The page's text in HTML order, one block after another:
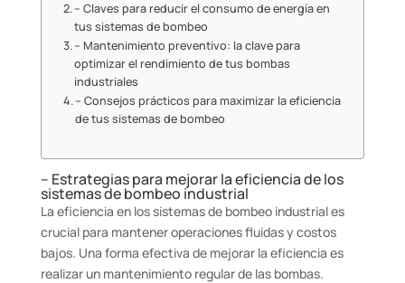
– Claves para reducir el consumo de energía en
tus sistemas de bombeo
– Mantenimiento preventivo: la clave para
optimizar el rendimiento de tus bombas
industriales
– Consejos prácticos para maximizar la eficiencia
de tus sistemas de bombeo
– Estrategias para mejorar la eficiencia de los
sistemas de bombeo industrial
La eficiencia en los sistemas de bombeo industrial es
crucial para mantener operaciones fluidas y costos
bajos. Una forma efectiva de mejorar la eficiencia es
realizar un mantenimiento regular de las bombas.